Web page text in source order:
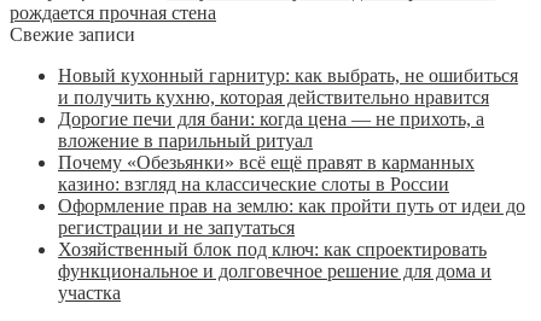
рождается прочная стена
Свежие записи
Новый кухонный гарнитур: как выбрать, не ошибиться
и получить кухню, которая действительно нравится
Дорогие печи для бани: когда цена — не прихоть, а
вложение в парильный ритуал
Почему «Обезьянки» всё ещё правят в карманных
казино: взгляд на классические слоты в России
Оформление прав на землю: как пройти путь от идеи до
регистрации и не запутаться
Хозяйственный блок под ключ: как спроектировать
функциональное и долговечное решение для дома и
участка